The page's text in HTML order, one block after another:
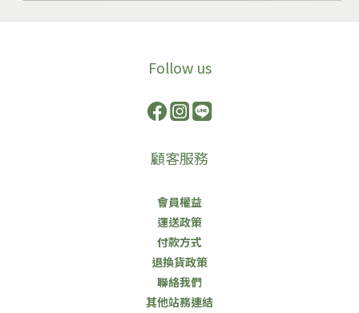
Follow us
顧客服務
會員權益
運送政策
付款方式
退換貨政策
聯絡我們
其他站務連結